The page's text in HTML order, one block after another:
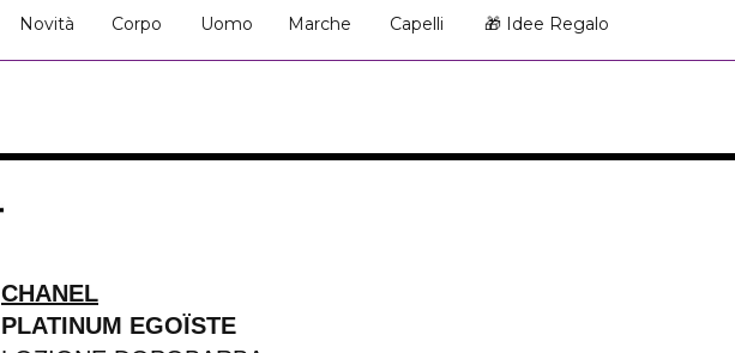
Novità Corpo Uomo Marche Capelli 🎁 Idee Regalo
CHANEL
PLATINUM EGOÏSTE